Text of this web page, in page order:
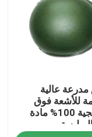
عالية
للأشعة فوق
البنفسجية 100% مادة